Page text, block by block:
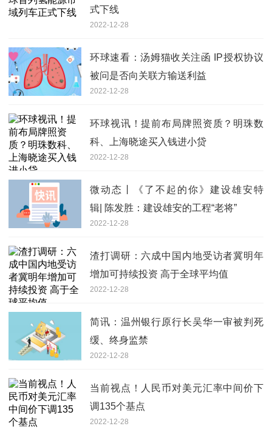
式下线
2022-12-28
环球速看：汤姆猫收关注函 IP授权协议
被问是否向关联方输送利益
2022-12-28
环球视讯！提前布局牌照资质？明珠数
科、上海晓途买入钱进小贷
2022-12-28
微动态丨《了不起的你》建设雄安特
辑| 陈发胜：建设雄安的工程“老将”
2022-12-28
渣打调研：六成中国内地受访者冀明年
增加可持续投资 高于全球平均值
2022-12-28
简讯：温州银行原行长吴华一审被判死
缓、终身监禁
2022-12-28
当前视点！人民币对美元汇率中间价下
调135个基点
2022-12-28